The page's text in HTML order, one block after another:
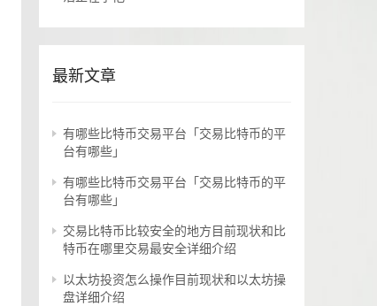
最新文章
有哪些比特币交易平台「交易比特币的平
台有哪些」
有哪些比特币交易平台「交易比特币的平
台有哪些」
交易比特币比较安全的地方目前现状和比
特币在哪里交易最安全详细介绍
以太坊投资怎么操作目前现状和以太坊操
盘详细介绍